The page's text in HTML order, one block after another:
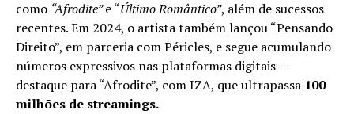
como “Afrodite”e “Último Romântico”, além de sucessos
recentes. Em 2024, o artista também lançou “Pensando
Direito”, em parceria com Péricles, e segue acumulando
números expressivos nas plataformas digitais –
destaque para “Afrodite”, com IZA, que ultrapassa 100
milhões de streamings.